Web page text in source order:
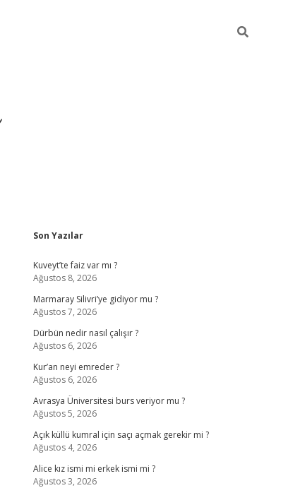
Sidebar
Son Yazılar
Kuveyt’te faiz var mı ?
Ağustos 8, 2026
Marmaray Silivri’ye gidiyor mu ?
Ağustos 7, 2026
Dürbün nedir nasıl çalışır ?
Ağustos 6, 2026
Kur’an neyi emreder ?
Ağustos 6, 2026
Avrasya Üniversitesi burs veriyor mu ?
Ağustos 5, 2026
Açık küllü kumral için saçı açmak gerekir mi ?
Ağustos 4, 2026
Alice kız ismi mi erkek ismi mi ?
Ağustos 3, 2026